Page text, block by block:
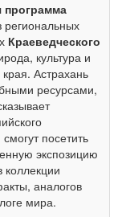
программа
региональных
Краеведческого
культура и
Астрахань
ресурсами,
посетить
экспозицию
коллекции
аналогов
мира.